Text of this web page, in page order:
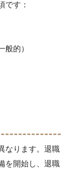
です：
般的）
なります。退職
を開始し、退職